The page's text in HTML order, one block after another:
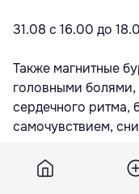
31.08 с 16.00 до
Также магнитные
головными
сердечного ритма,
самочувствием,